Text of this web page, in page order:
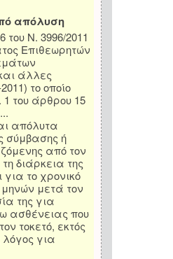
απόλυση
Ν. 3996/2011
Επιθεωρητών
άλλες
το οποίο
του άρθρου 15
απόλυτα
σύμβασης ή
από τον
διάρκεια της
για το χρονικό
μετά τον
της για
ασθένειας που
τοκετό, εκτός
για